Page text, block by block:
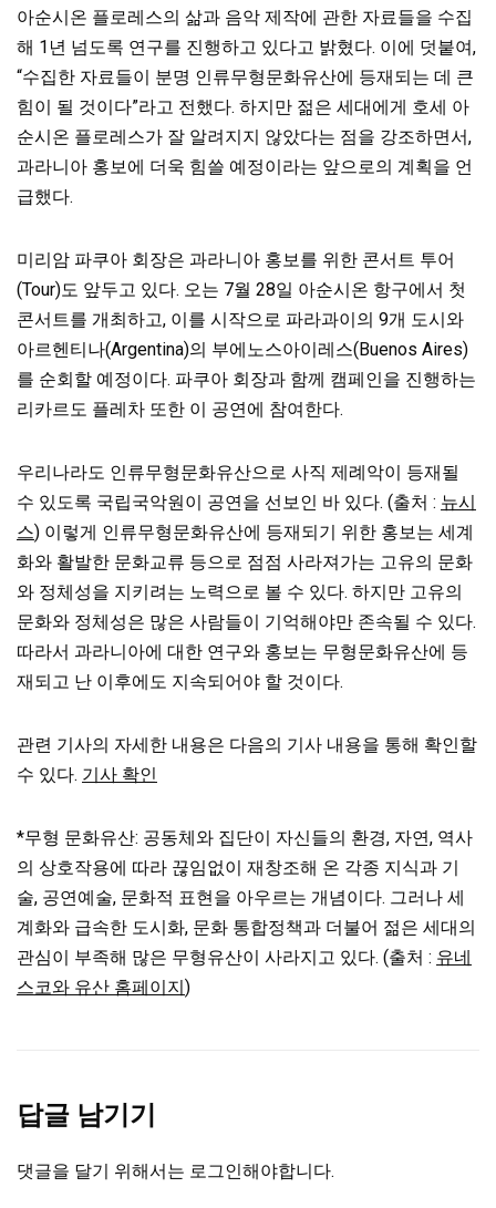
아순시온 플로레스의 삶과 음악 제작에 관한 자료들을 수집
해 1년 넘도록 연구를 진행하고 있다고 밝혔다. 이에 덧붙여,
“수집한 자료들이 분명 인류무형문화유산에 등재되는 데 큰
힘이 될 것이다”라고 전했다. 하지만 젊은 세대에게 호세 아
순시온 플로레스가 잘 알려지지 않았다는 점을 강조하면서,
과라니아 홍보에 더욱 힘쓸 예정이라는 앞으로의 계획을 언
급했다.
미리암 파쿠아 회장은 과라니아 홍보를 위한 콘서트 투어
(Tour)도 앞두고 있다. 오는 7월 28일 아순시온 항구에서 첫
콘서트를 개최하고, 이를 시작으로 파라과이의 9개 도시와
아르헨티나(Argentina)의 부에노스아이레스(Buenos Aires)
를 순회할 예정이다. 파쿠아 회장과 함께 캠페인을 진행하는
리카르도 플레차 또한 이 공연에 참여한다.
우리나라도 인류무형문화유산으로 사직 제례악이 등재될
수 있도록 국립국악원이 공연을 선보인 바 있다. (출처 : 뉴시
스) 이렇게 인류무형문화유산에 등재되기 위한 홍보는 세계
화와 활발한 문화교류 등으로 점점 사라져가는 고유의 문화
와 정체성을 지키려는 노력으로 볼 수 있다. 하지만 고유의
문화와 정체성은 많은 사람들이 기억해야만 존속될 수 있다.
따라서 과라니아에 대한 연구와 홍보는 무형문화유산에 등
재되고 난 이후에도 지속되어야 할 것이다.
관련 기사의 자세한 내용은 다음의 기사 내용을 통해 확인할
수 있다. 기사 확인
*무형 문화유산: 공동체와 집단이 자신들의 환경, 자연, 역사
의 상호작용에 따라 끊임없이 재창조해 온 각종 지식과 기
술, 공연예술, 문화적 표현을 아우르는 개념이다. 그러나 세
계화와 급속한 도시화, 문화 통합정책과 더불어 젊은 세대의
관심이 부족해 많은 무형유산이 사라지고 있다. (출처 : 유네
스코와 유산 홈페이지)
답글 남기기
댓글을 달기 위해서는 로그인해야합니다.